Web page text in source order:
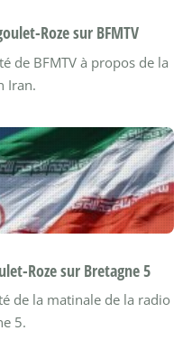
Roze sur BFMTV
de BFMTV à propos de la
Iran.
Roze sur Bretagne 5
de la matinale de la radio
5.